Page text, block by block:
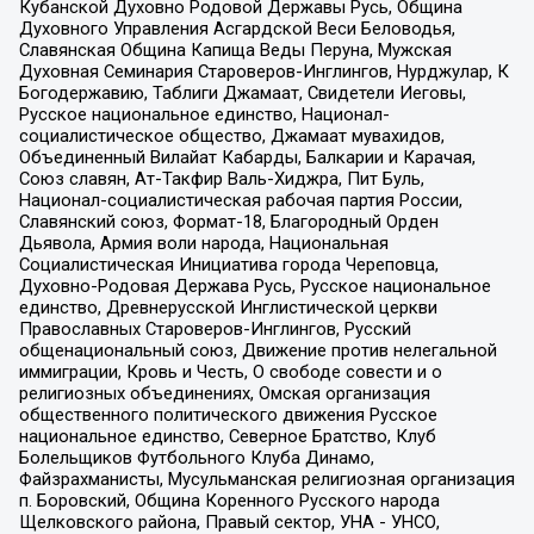
Кубанской Духовно Родовой Державы Русь, Община
Духовного Управления Асгардской Веси Беловодья,
Славянская Община Капища Веды Перуна, Мужская
Духовная Семинария Староверов-Инглингов, Нурджулар, К
Богодержавию, Таблиги Джамаат, Свидетели Иеговы,
Русское национальное единство, Национал-
социалистическое общество, Джамаат мувахидов,
Объединенный Вилайат Кабарды, Балкарии и Карачая,
Союз славян, Ат-Такфир Валь-Хиджра, Пит Буль,
Национал-социалистическая рабочая партия России,
Славянский союз, Формат-18, Благородный Орден
Дьявола, Армия воли народа, Национальная
Социалистическая Инициатива города Череповца,
Духовно-Родовая Держава Русь, Русское национальное
единство, Древнерусской Инглистической церкви
Православных Староверов-Инглингов, Русский
общенациональный союз, Движение против нелегальной
иммиграции, Кровь и Честь, О свободе совести и о
религиозных объединениях, Омская организация
общественного политического движения Русское
национальное единство, Северное Братство, Клуб
Болельщиков Футбольного Клуба Динамо,
Файзрахманисты, Мусульманская религиозная организация
п. Боровский, Община Коренного Русского народа
Щелковского района, Правый сектор, УНА - УНСО,